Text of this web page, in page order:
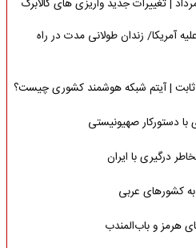
آمریکا/ زندان طولانی مدت در راه
| آیتم شبکه هوشمند کشوری چیست؟
دستورکار صهیونیستی
درگیری با ایران
به کشورهای عربی
هرمز و باب‌المندب